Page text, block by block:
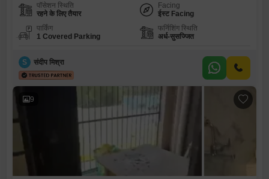
पॉसेशन स्थिति
रहने के लिए तैयार
Facing
ईस्ट Facing
पार्किंग
1 Covered Parking
फर्निशिंग स्थिति
अर्ध-सुसज्जित
S संदीप मिश्रा
9